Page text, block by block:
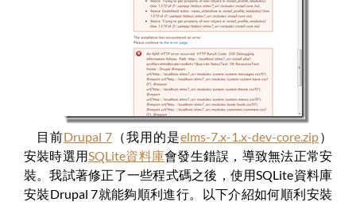
目前Drupal 7 （我用的是elms-7.x-1.x-dev-core.zip）
安裝時選用SQLite資料庫會發生錯誤，導致無法正常安
裝。我試著修正了一些程式碼之後，使用SQLite資料庫
安裝Drupal 7就能夠順利進行。以下介紹如何順利安裝